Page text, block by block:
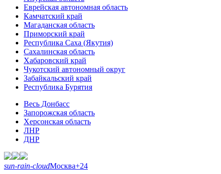
Еврейская автономная область
Камчатский край
Магаданская область
Приморский край
Республика Саха (Якутия)
Сахалинская область
Хабаровский край
Чукотский автономный округ
Забайкальский край
Республика Бурятия
Весь Донбасс
Запорожская область
Херсонская область
ЛНР
ДНР
sun-rain-cloudМосква+24